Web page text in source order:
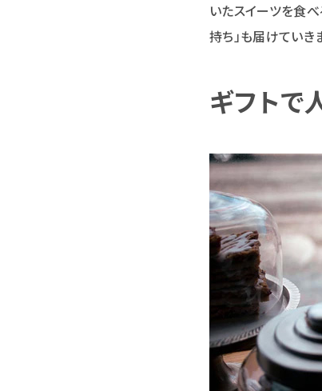
いたスイーツを食べ
持ち」も届けていき
ギフトで